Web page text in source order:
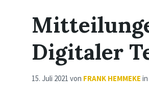
Digitaler
15. Juli 2021 von FRANK HEMMEKE in